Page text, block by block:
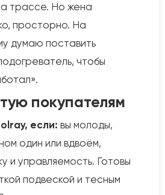
трассе. Но жена
просторно. На
думаю поставить
чтобы
покупателям
если: вы молоды,
один или вдвоём,
и управляемость. Готовы
подвеской и тесным